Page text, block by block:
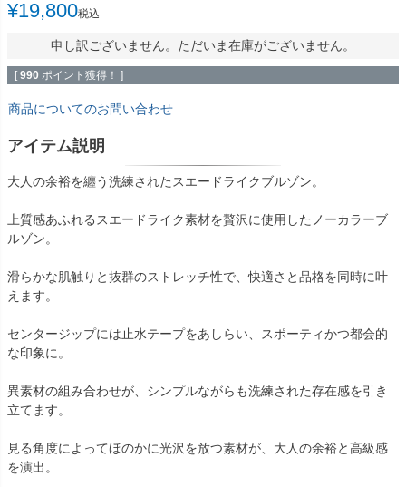
¥19,800税込
申し訳ございません。ただいま在庫がございません。
[ 990 ポイント獲得！ ]
商品についてのお問い合わせ
アイテム説明
大人の余裕を纏う洗練されたスエードライクブルゾン。
上質感あふれるスエードライク素材を贅沢に使用したノーカラーブ
ルゾン。
滑らかな肌触りと抜群のストレッチ性で、快適さと品格を同時に叶
えます。
センタージップには止水テープをあしらい、スポーティかつ都会的
な印象に。
異素材の組み合わせが、シンプルながらも洗練された存在感を引き
立てます。
見る角度によってほのかに光沢を放つ素材が、大人の余裕と高級感
を演出。